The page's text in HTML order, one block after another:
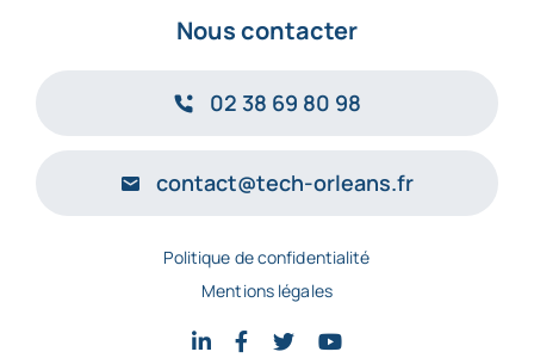
Nous contacter
02 38 69 80 98
contact@tech-orleans.fr
Politique de confidentialité
Mentions légales